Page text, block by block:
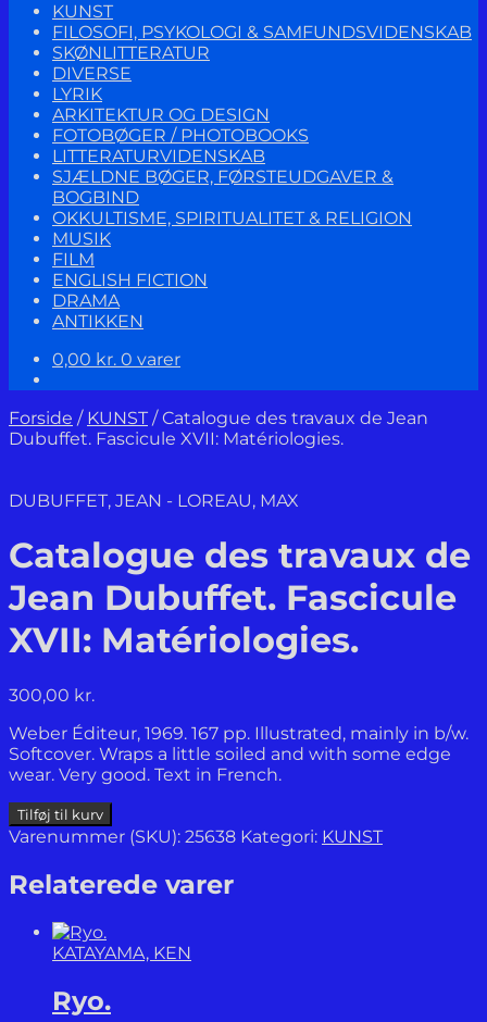
KUNST
FILOSOFI, PSYKOLOGI & SAMFUNDSVIDENSKAB
SKØNLITTERATUR
DIVERSE
LYRIK
ARKITEKTUR OG DESIGN
FOTOBØGER / PHOTOBOOKS
LITTERATURVIDENSKAB
SJÆLDNE BØGER, FØRSTEUDGAVER &
BOGBIND
OKKULTISME, SPIRITUALITET & RELIGION
MUSIK
FILM
ENGLISH FICTION
DRAMA
ANTIKKEN
0,00 kr. 0 varer
Forside / KUNST /Catalogue des travaux de Jean
Dubuffet. Fascicule XVII: Matériologies.
DUBUFFET, JEAN - LOREAU, MAX
Catalogue des travaux de
Jean Dubuffet. Fascicule
XVII: Matériologies.
300,00 kr.
Weber Éditeur, 1969. 167 pp. Illustrated, mainly in b/w.
Softcover. Wraps a little soiled and with some edge
wear. Very good. Text in French.
Catalogue
des
de
Jean
Fascicule
Tilføj til kurv
Varenummer (SKU): 25638 Kategori: KUNST
Relaterede varer
KATAYAMA, KEN
Ryo.